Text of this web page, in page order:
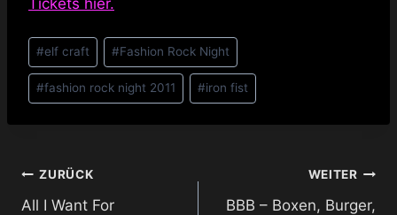
Tickets hier.
Schlagworte:
#elf craft #Fashion Rock Night
#fashion rock night 2011 #iron fist
Beitragsnavigation
ZURÜCK
All I Want For
WEITER
BBB – Boxen, Burger,